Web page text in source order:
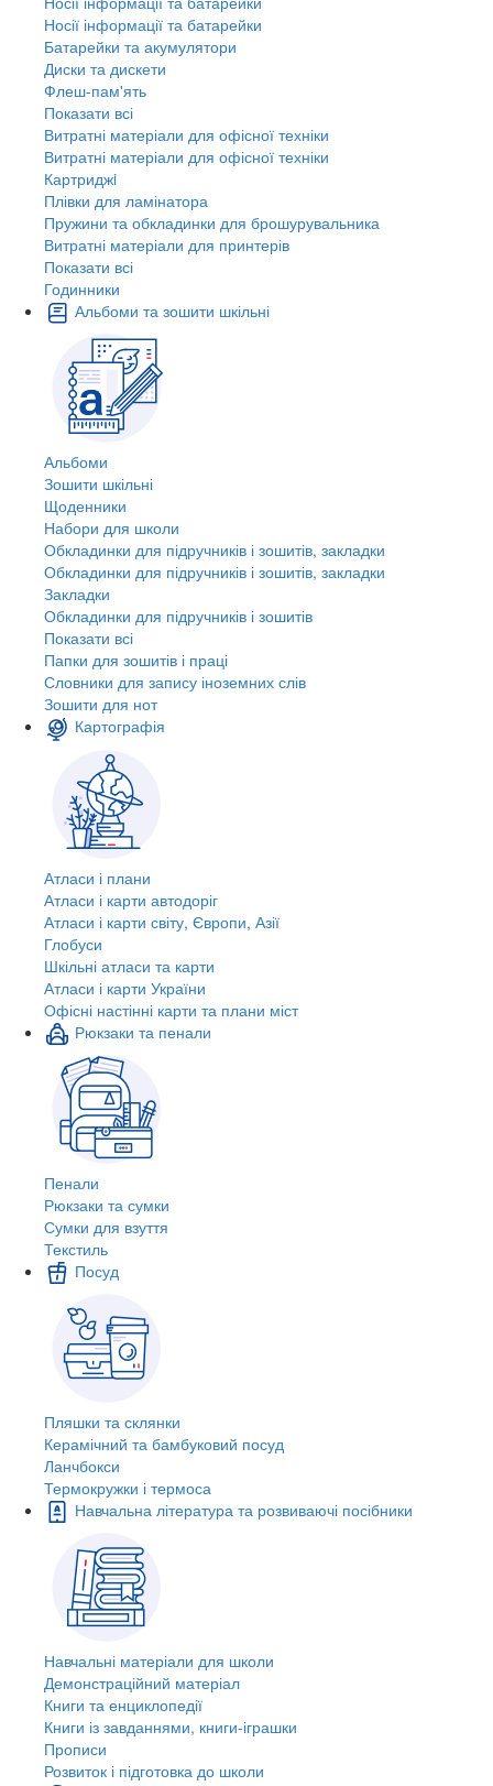
Носії інформації та батарейки
Батарейки та акумулятори
Диски та дискети
Флеш-пам'ять
Показати всі
Витратні матеріали для офісної техніки
Витратні матеріали для офісної техніки
Картриджi
Плівки для ламінатора
Пружини та обкладинки для брошурувальника
Витратні матеріали для принтерів
Показати всі
Годинники
Альбоми та зошити шкільні
Альбоми
Зошити шкільні
Щоденники
Набори для школи
Обкладинки для підручників і зошитів, закладки
Обкладинки для підручників і зошитів, закладки
Закладки
Обкладинки для підручників і зошитів
Показати всі
Папки для зошитів і праці
Словники для запису іноземних слів
Зошити для нот
Картографія
Атласи і плани
Атласи і карти автодоріг
Атласи і карти світу, Європи, Азії
Глобуси
Шкільні атласи та карти
Атласи і карти України
Офісні настінні карти та плани міст
Рюкзаки та пенали
Пенали
Рюкзаки та сумки
Сумки для взуття
Текстиль
Посуд
Пляшки та склянки
Керамічний та бамбуковий посуд
Ланчбокси
Термокружки і термоса
Навчальна література та розвиваючі посібники
Навчальні матеріали для школи
Демонстраційний матеріал
Книги та енциклопедії
Книги із завданнями, книги-іграшки
Прописи
Розвиток і підготовка до школи